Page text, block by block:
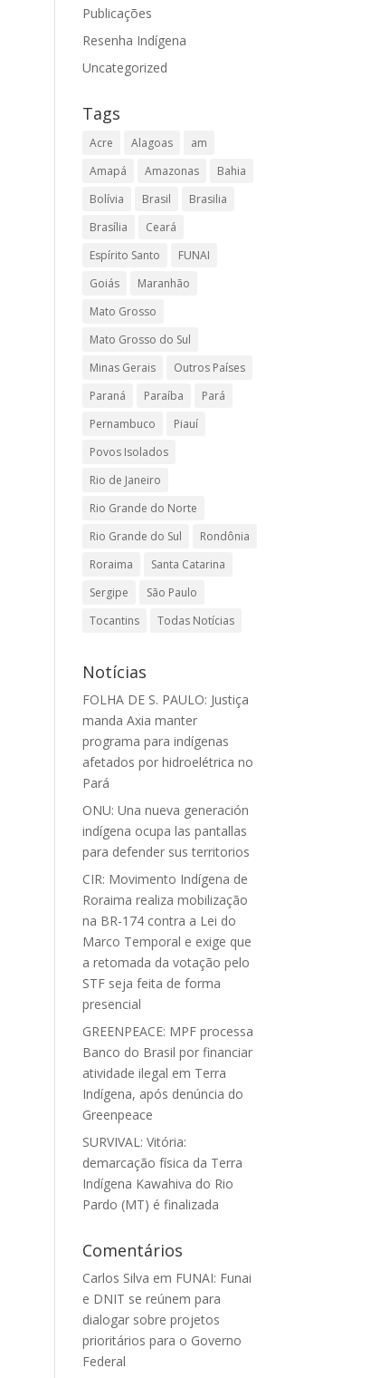
Publicações
Resenha Indígena
Uncategorized
Tags
Acre Alagoas
am
Amapá
Amazonas
Bahia
Bolívia
Brasil
Brasilia
Brasília
Ceará
Espírito Santo
FUNAI
Goiás
Maranhão
Mato Grosso
Mato Grosso do Sul
Minas Gerais
Outros Países
Paraná
Paraíba
Pará
Pernambuco
Piauí
Povos Isolados
Rio de Janeiro
Rio Grande do Norte
Rio Grande do Sul
Rondônia
Roraima
Santa Catarina
Sergipe
São Paulo
Tocantins
Todas Notícias
Notícias
FOLHA DE S. PAULO: Justiça
manda Axia manter
programa para indígenas
afetados por hidroelétrica no
Pará
ONU: Una nueva generación
indígena ocupa las pantallas
para defender sus territorios
CIR: Movimento Indígena de
Roraima realiza mobilização
na BR-174 contra a Lei do
Marco Temporal e exige que
a retomada da votação pelo
STF seja feita de forma
presencial
GREENPEACE: MPF processa
Banco do Brasil por financiar
atividade ilegal em Terra
Indígena, após denúncia do
Greenpeace
SURVIVAL: Vitória:
demarcação física da Terra
Indígena Kawahiva do Rio
Pardo (MT) é finalizada
Comentários
Carlos Silva em FUNAI: Funai
e DNIT se reúnem para
dialogar sobre projetos
prioritários para o Governo
Federal